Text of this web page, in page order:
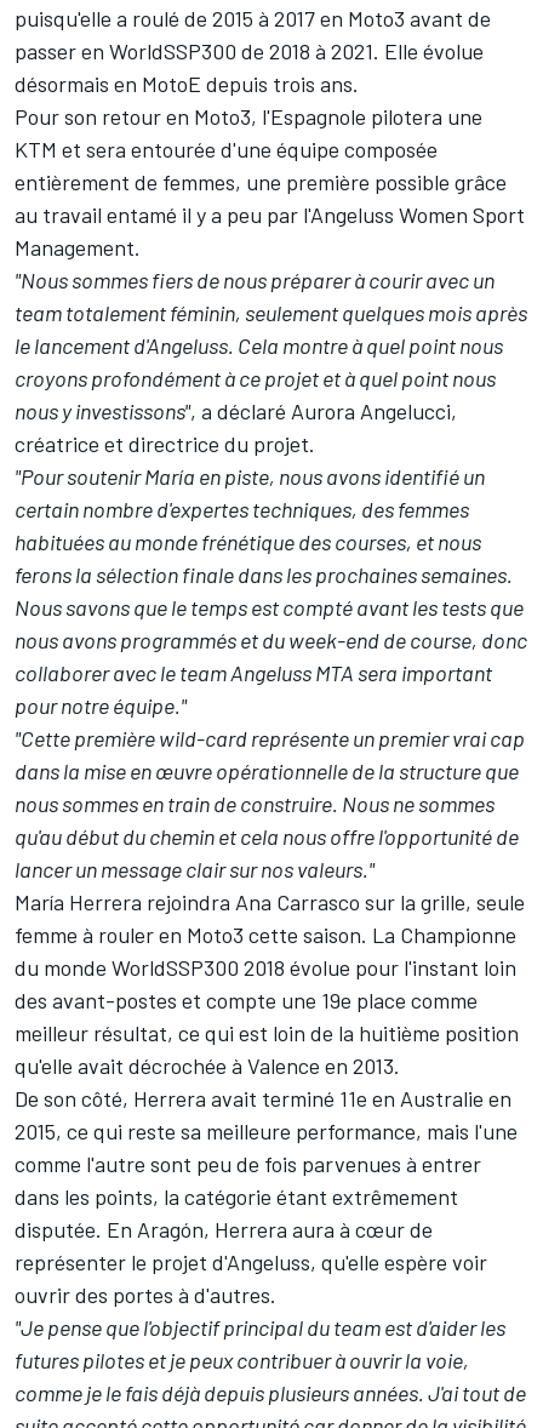
puisqu'elle a roulé de 2015 à 2017 en Moto3 avant de
passer en WorldSSP300 de 2018 à 2021. Elle évolue
désormais en MotoE depuis trois ans.
Pour son retour en Moto3, l'Espagnole pilotera une
KTM et sera entourée d'une équipe composée
entièrement de femmes, une première possible grâce
au travail entamé il y a peu par l'Angeluss Women Sport
Management.
"Nous sommes fiers de nous préparer à courir avec un
team totalement féminin, seulement quelques mois après
le lancement d'Angeluss. Cela montre à quel point nous
croyons profondément à ce projet et à quel point nous
nous y investissons", a déclaré Aurora Angelucci,
créatrice et directrice du projet.
"Pour soutenir María en piste, nous avons identifié un
certain nombre d'expertes techniques, des femmes
habituées au monde frénétique des courses, et nous
ferons la sélection finale dans les prochaines semaines.
Nous savons que le temps est compté avant les tests que
nous avons programmés et du week-end de course, donc
collaborer avec le team Angeluss MTA sera important
pour notre équipe."
"Cette première wild-card représente un premier vrai cap
dans la mise en œuvre opérationnelle de la structure que
nous sommes en train de construire. Nous ne sommes
qu'au début du chemin et cela nous offre l'opportunité de
lancer un message clair sur nos valeurs."
María Herrera rejoindra Ana Carrasco sur la grille, seule
femme à rouler en Moto3 cette saison. La Championne
du monde WorldSSP300 2018 évolue pour l'instant loin
des avant-postes et compte une 19e place comme
meilleur résultat, ce qui est loin de la huitième position
qu'elle avait décrochée à Valence en 2013.
De son côté, Herrera avait terminé 11e en Australie en
2015, ce qui reste sa meilleure performance, mais l'une
comme l'autre sont peu de fois parvenues à entrer
dans les points, la catégorie étant extrêmement
disputée. En Aragón, Herrera aura à cœur de
représenter le projet d'Angeluss, qu'elle espère voir
ouvrir des portes à d'autres.
"Je pense que l'objectif principal du team est d'aider les
futures pilotes et je peux contribuer à ouvrir la voie,
comme je le fais déjà depuis plusieurs années. J'ai tout de